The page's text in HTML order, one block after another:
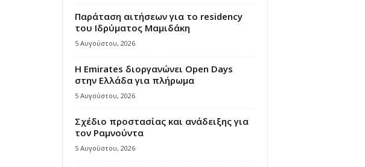
Παράταση αιτήσεων για το residency
του Ιδρύματος Μαμιδάκη
5 Αυγούστου, 2026
Η Emirates διοργανώνει Open Days
στην Ελλάδα για πλήρωμα
5 Αυγούστου, 2026
Σχέδιο προστασίας και ανάδειξης για
τον Ραμνούντα
5 Αυγούστου, 2026